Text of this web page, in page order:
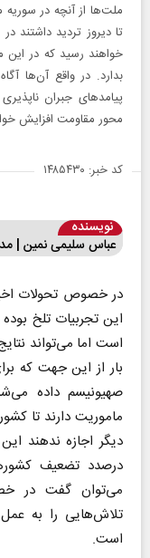
‌ملت‌ها از آنچه در
تا دیروز تردید داشتند
خواهند رسید که در این
بدارد. در واقع آن‌ها
پیامد‌های جبران
محور مقاومت افزایش
کد خبر: ۱۴۸۵۴۳۰
نویسنده
عباس سلیمی نمین |
در خصوص تحولات
این تجربیات تلخ
است اما می‌تواند
بار از این جهت که
صهیونیسم داده
ماموریت دارند تا
دیگر اجازه ندهند
درصدد تضعیف
می‌توان گفت در
تلاش‌هایی را به عمل
است.